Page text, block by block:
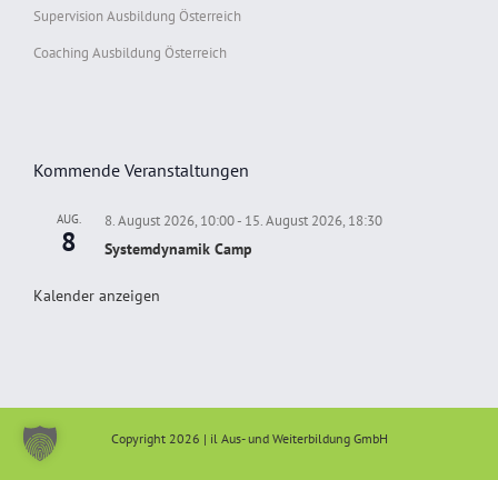
Supervision Ausbildung Österreich
Coaching Ausbildung Österreich
Kommende Veranstaltungen
AUG.
8
8. August 2026, 10:00- 15. August 2026, 18:30
Systemdynamik Camp
Kalender anzeigen
Copyright 2026 | il Aus- und Weiterbildung GmbH